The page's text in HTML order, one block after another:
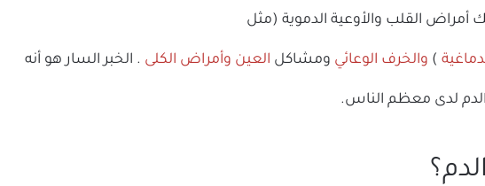
القلب والأوعية الدموية (مثل
) والخرف الوعائي ومشاكل العين وأمراض الكلى . الخبر السار هو أنه
لدى معظم الناس.